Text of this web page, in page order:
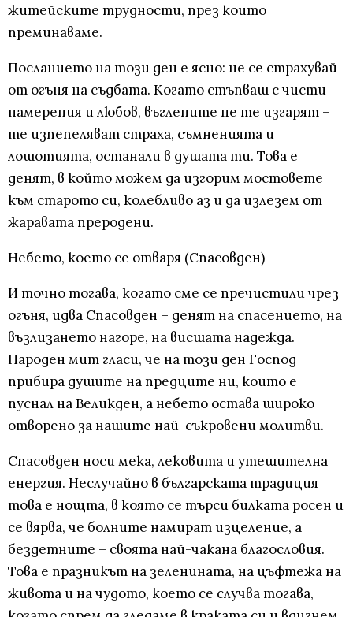
житейските трудности, през които
преминаваме.
Посланието на този ден е ясно: не се страхувай
от огъня на съдбата. Когато стъпваш с чисти
намерения и любов, въглените не те изгарят –
те изпепеляват страха, съмненията и
лошотията, останали в душата ти. Това е
денят, в който можем да изгорим мостовете
към старото си, колебливо аз и да излезем от
жаравата преродени.
Небето, което се отваря (Спасовден)
И точно тогава, когато сме се пречистили чрез
огъня, идва Спасовден – денят на спасението, на
възлизането нагоре, на висшата надежда.
Народен мит гласи, че на този ден Господ
прибира душите на предците ни, които е
пуснал на Великден, а небето остава широко
отворено за нашите най-съкровени молитви.
Спасовден носи мека, лековита и утешителна
енергия. Неслучайно в българската традиция
това е нощта, в която се търси билката росен и
се вярва, че болните намират изцеление, а
бездетните – своята най-чакана благословия.
Това е празникът на зеленината, на цъфтежа на
живота и на чудото, което се случва тогава,